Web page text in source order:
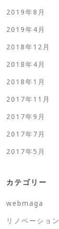
2019年8月
2019年4月
2018年12月
2018年4月
2018年1月
2017年11月
2017年9月
2017年7月
2017年5月
カテゴリー
webmaga
リノベーション